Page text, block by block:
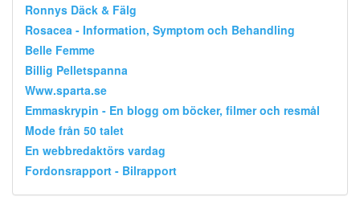
Ronnys Däck & Fälg
Rosacea - Information, Symptom och Behandling
Belle Femme
Billig Pelletspanna
Www.sparta.se
Emmaskrypin - En blogg om böcker, filmer och resmål
Mode från 50 talet
En webbredaktörs vardag
Fordonsrapport - Bilrapport